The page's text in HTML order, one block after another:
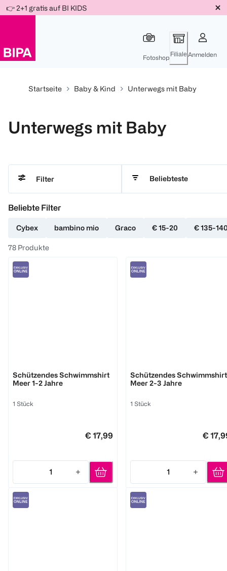
Für
Für
Für
Weiter
zum
👉 2+1 gratis auf BI KIDS
Fotoshop Filiale Anmelden
Startseite Baby & Kind Unterwegs mit Baby
Unterwegs mit Baby
Filter Beliebteste
Beliebte Filter
Cybex bambino mio Graco € 15-20 € 135-
78 Produkte
Schützendes Schwimmshirt
Meer 1-2 Jahre
1 Stück
€ 17,99
1
Quantity: 1
Schützendes Schwimmshirt
Meer 2-3 Jahre
1 Stück
€
1
Quantity: 1